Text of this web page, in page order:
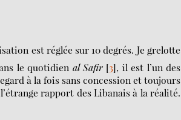
est réglée sur 10 degrés. Je grelotte
le quotidien al Safir[3], il est l’un des
à la fois sans concession et toujours
rapport des Libanais à la réalité.